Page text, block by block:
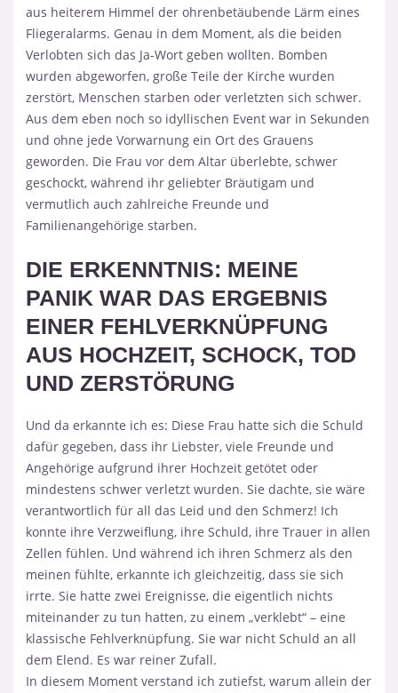
aus heiterem Himmel der ohrenbetäubende Lärm eines
Fliegeralarms. Genau in dem Moment, als die beiden
Verlobten sich das Ja-Wort geben wollten. Bomben
wurden abgeworfen, große Teile der Kirche wurden
zerstört, Menschen starben oder verletzten sich schwer.
Aus dem eben noch so idyllischen Event war in Sekunden
und ohne jede Vorwarnung ein Ort des Grauens
geworden. Die Frau vor dem Altar überlebte, schwer
geschockt, während ihr geliebter Bräutigam und
vermutlich auch zahlreiche Freunde und
Familienangehörige starben.
DIE ERKENNTNIS: MEINE
PANIK WAR DAS ERGEBNIS
EINER FEHLVERKNÜPFUNG
AUS HOCHZEIT, SCHOCK, TOD
UND ZERSTÖRUNG
Und da erkannte ich es: Diese Frau hatte sich die Schuld
dafür gegeben, dass ihr Liebster, viele Freunde und
Angehörige aufgrund ihrer Hochzeit getötet oder
mindestens schwer verletzt wurden. Sie dachte, sie wäre
verantwortlich für all das Leid und den Schmerz! Ich
konnte ihre Verzweiflung, ihre Schuld, ihre Trauer in allen
Zellen fühlen. Und während ich ihren Schmerz als den
meinen fühlte, erkannte ich gleichzeitig, dass sie sich
irrte. Sie hatte zwei Ereignisse, die eigentlich nichts
miteinander zu tun hatten, zu einem „verklebt“ – eine
klassische Fehlverknüpfung. Sie war nicht Schuld an all
dem Elend. Es war reiner Zufall.
In diesem Moment verstand ich zutiefst, warum allein der